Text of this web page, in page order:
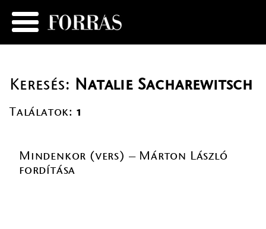
Keresés: Natalie Sacharewitsch
Találatok: 1
Mindenkor (vers) – Márton László
fordítása